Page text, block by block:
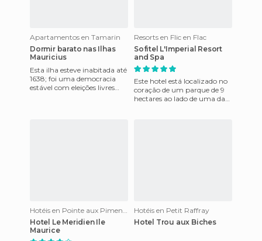
Apartamentos en Tamarin
Dormir barato nas Ilhas
Mauricius
Esta ilha esteve inabitada até
1638; foi uma democracia
estável com eleições livres
Resorts en Flic en Flac
Sofitel L'Imperial Resort
and Spa
Este hotel está localizado no
coração de um parque de 9
hectares ao lado de uma das
Hotel Le Meridien Ile
Maurice
Hotéis en Petit Raffray
Hotel Trou aux Biches